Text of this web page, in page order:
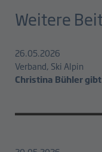
Weitere
26.05.2026
Verband, Ski Alpin
Christina Bühler